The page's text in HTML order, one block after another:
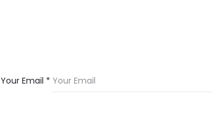
Your Email *